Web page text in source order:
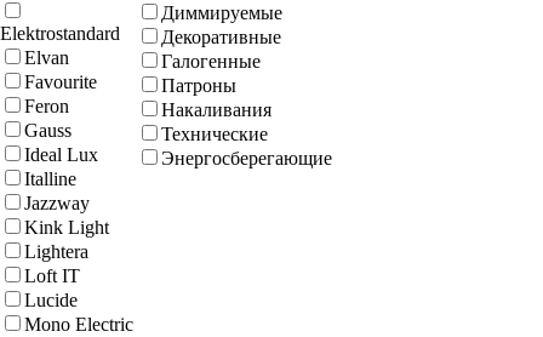
Elektrostandard
Elvan
Favourite
Feron
Gauss
Ideal Lux
Italline
Jazzway
Kink Light
Lightera
Loft IT
Lucide
Mono Electric
Диммируемые
Декоративные
Галогенные
Патроны
Накаливания
Технические
Энергосберегающие